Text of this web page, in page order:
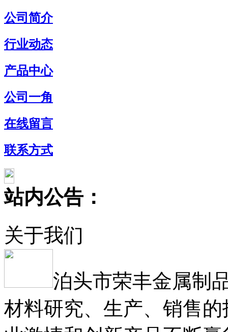
公司简介
行业动态
产品中心
公司一角
在线留言
联系方式
站内公告：
关于我们
泊头市荣丰金属制
材料研究、生产、销售